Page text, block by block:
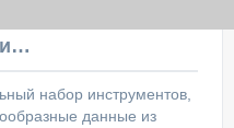
О сервисе поиска аудитории ВКонтакте
набор инструментов,
данные из